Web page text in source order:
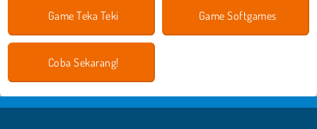
Game Teka Teki Game Softgames
Coba Sekarang!